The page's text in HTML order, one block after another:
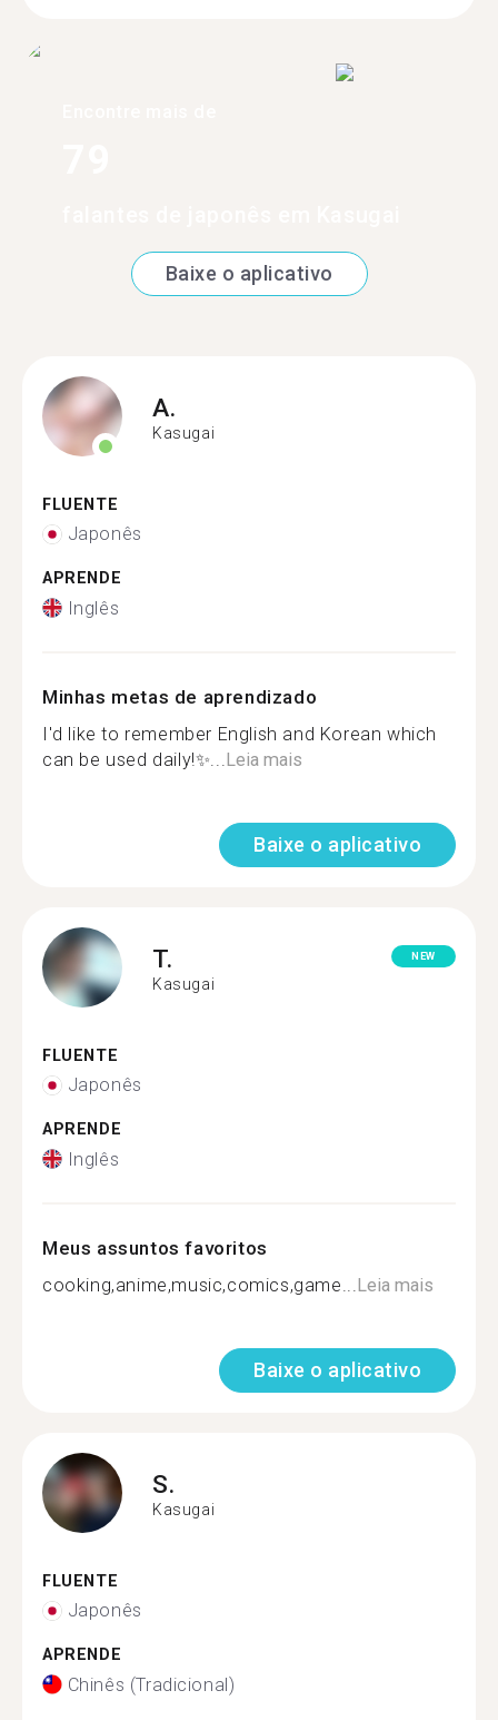
Baixe o aplicativo
A.
Kasugai
FLUENTE
Japonês
APRENDE
Inglês
Minhas metas de aprendizado
I'd like to remember English and Korean which
can be used daily!✨... Leia mais
Baixe o aplicativo
T.
Kasugai
NEW
FLUENTE
Japonês
APRENDE
Inglês
Meus assuntos favoritos
cooking,anime,music,comics,game... Leia mais
Baixe o aplicativo
S.
Kasugai
FLUENTE
Japonês
APRENDE
Chinês (Tradicional)